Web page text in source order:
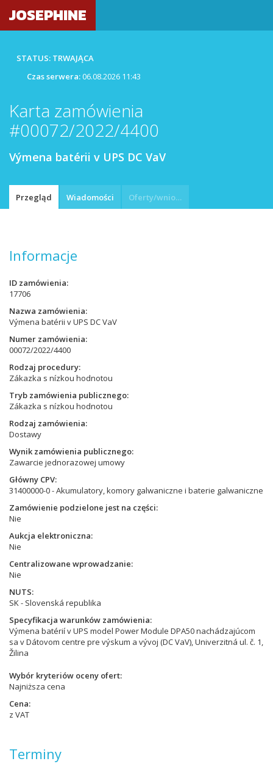
JOSEPHINE
STATUS: TRWAJĄCA
Czas serwera:06.08.2026 11:43
Karta zamówienia
#00072/2022/4400
Výmena batérii v UPS DC VaV
Przegląd Wiadomości Oferty/wnioski
Informacje
ID zamówienia
17706
Nazwa zamówienia
Výmena batérii v UPS DC VaV
Numer zamówienia
00072/2022/4400
Rodzaj procedury
Zákazka s nízkou hodnotou
Tryb zamówienia publicznego
Zákazka s nízkou hodnotou
Rodzaj zamówienia
Dostawy
Wynik zamówienia publicznego
Zawarcie jednorazowej umowy
Główny CPV
31400000-0 - Akumulatory, komory galwaniczne i baterie galwaniczne
Zamówienie podzielone jest na części
Nie
Aukcja elektroniczna
Nie
Centralizowane wprowadzanie
Nie
NUTS
SK - Slovenská republika
Specyfikacja warunków zamówienia
Výmena batérií v UPS model Power Module DPA50 nachádzajúcom
sa v Dátovom centre pre výskum a vývoj (DC VaV), Univerzitná ul. č. 1,
Žilina
Wybór kryteriów oceny ofert
Najniższa cena
Cena
z VAT
Terminy